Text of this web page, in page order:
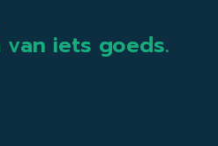
iets goeds.